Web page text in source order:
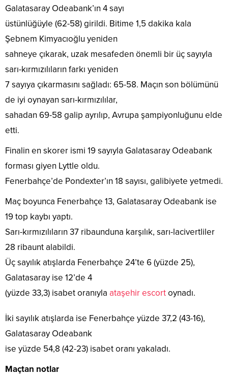
Galatasaray Odeabank’ın 4 sayı
üstünlüğüyle (62-58) girildi. Bitime 1,5 dakika kala
Şebnem Kimyacıoğlu yeniden
sahneye çıkarak, uzak mesafeden önemli bir üç sayıyla
sarı-kırmızılıların farkı yeniden
7 sayıya çıkarmasını sağladı: 65-58. Maçın son bölümünü
de iyi oynayan sarı-kırmızılılar,
sahadan 69-58 galip ayrılıp, Avrupa şampiyonluğunu elde
etti.
Finalin en skorer ismi 19 sayıyla Galatasaray Odeabank
forması giyen Lyttle oldu.
Fenerbahçe’de Pondexter’ın 18 sayısı, galibiyete yetmedi.
Maç boyunca Fenerbahçe 13, Galatasaray Odeabank ise
19 top kaybı yaptı.
Sarı-kırmızılıların 37 ribaunduna karşılık, sarı-lacivertliler
28 ribaunt alabildi.
Üç sayılık atışlarda Fenerbahçe 24’te 6 (yüzde 25),
Galatasaray ise 12’de 4
(yüzde 33,3) isabet oranıyla ataşehir escortoynadı.
İki sayılık atışlarda ise Fenerbahçe yüzde 37,2 (43-16),
Galatasaray Odeabank
ise yüzde 54,8 (42-23) isabet oranı yakaladı.
Maçtan notlar